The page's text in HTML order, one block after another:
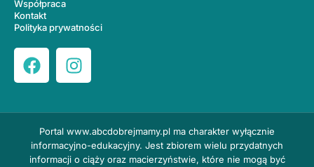
Współpraca
Kontakt
Polityka prywatności
Portal www.abcdobrejmamy.pl ma charakter wyłącznie
informacyjno-edukacyjny. Jest zbiorem wielu przydatnych
informacji o ciąży oraz macierzyństwie, które nie mogą być